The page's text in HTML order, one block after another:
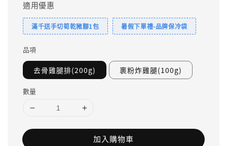
適用優惠
滿千送手切筍乾豬腳1包 暑假下單禮-品牌保冷袋
品項
去骨雞腿排(200g) 裹粉炸雞腿(100g)
數量
加入購物車